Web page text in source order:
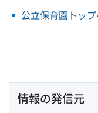
公立保育園トッ
情報の発信元